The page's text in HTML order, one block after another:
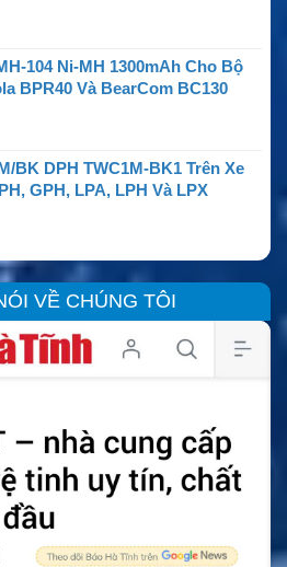
104 Ni-MH 1300mAh Cho Bộ
BPR40 Và BearCom BC130
BK DPH TWC1M-BK1 Trên Xe
GPH, LPA, LPH Và LPX
VỀ CHÚNG TÔI